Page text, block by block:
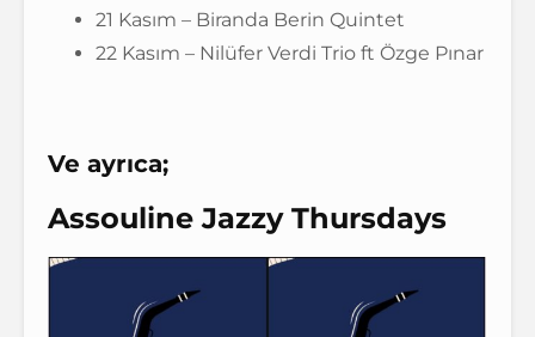
21 Kasım – Biranda Berin Quintet
22 Kasım – Nilüfer Verdi Trio ft Özge Pınar
Ve ayrıca;
Assouline Jazzy Thursdays